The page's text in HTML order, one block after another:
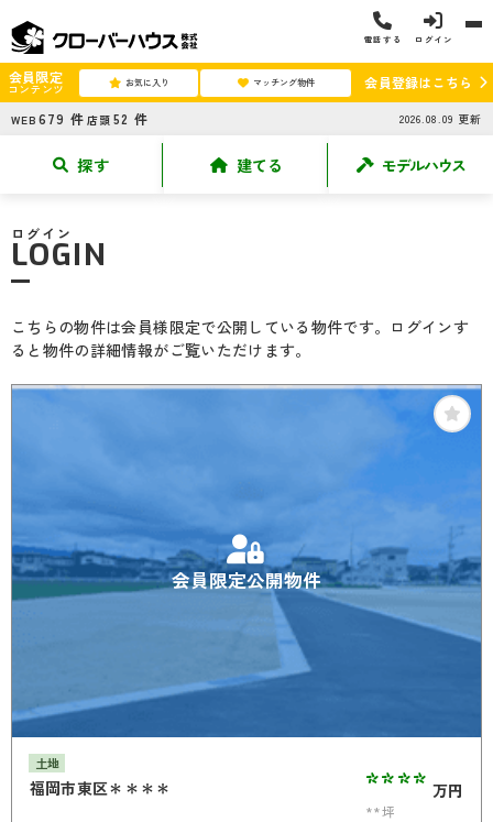
電話する ログイン
会員限定
コンテンツ お気に入り マッチング物件 会員登録はこちら
WEB 679 件 店頭 52 件 2026.08.09 更新
探す 建てる モデルハウス
ログイン
LOGIN
こちらの物件は会員様限定で公開している物件です。ログインす
ると物件の詳細情報がご覧いただけます。
会員限定公開物件
土地
福岡市東区＊＊＊＊ **** 万円
**坪